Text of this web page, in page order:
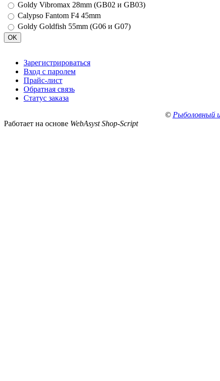
Goldy Vibromax 28mm (GB02 и GB03)
Calypso Fantom F4 45mm
Goldy Goldfish 55mm (G06 и G07)
Зарегистрироваться
Вход с паролем
Прайс-лист
Обратная связь
Статус заказа
© Рыболовный
Работает на основе WebAsyst Shop-Script